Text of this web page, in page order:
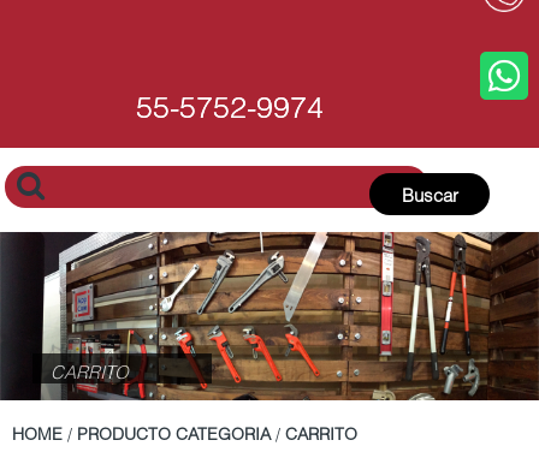
55-5752-9974
55-5752-9974
Buscar
CARRITO
HOME / PRODUCTO CATEGORIA/ CARRITO